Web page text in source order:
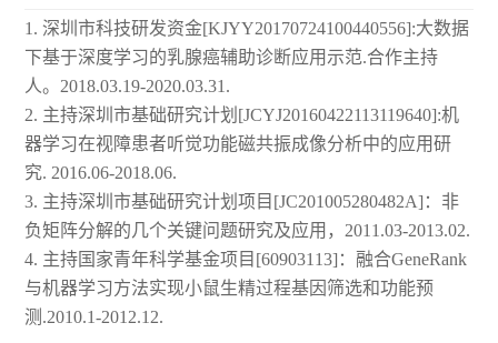
1. 深圳市科技研发资金[KJYY20170724100440556]:大数据
下基于深度学习的乳腺癌辅助诊断应用示范.合作主持
人。2018.03.19-2020.03.31.
2. 主持深圳市基础研究计划[JCYJ20160422113119640]:机
器学习在视障患者听觉功能磁共振成像分析中的应用研
究. 2016.06-2018.06.
3. 主持深圳市基础研究计划项目[JC201005280482A]：非
负矩阵分解的几个关键问题研究及应用，2011.03-2013.02.
4. 主持国家青年科学基金项目[60903113]：融合GeneRank
与机器学习方法实现小鼠生精过程基因筛选和功能预
测.2010.1-2012.12.